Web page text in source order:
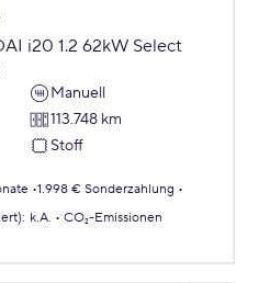
i20 1.2 62kW Select
Manuell
113.748 km
Stoff
1.998 € Sonderzahlung
: k.A.
CO₂-Emissionen